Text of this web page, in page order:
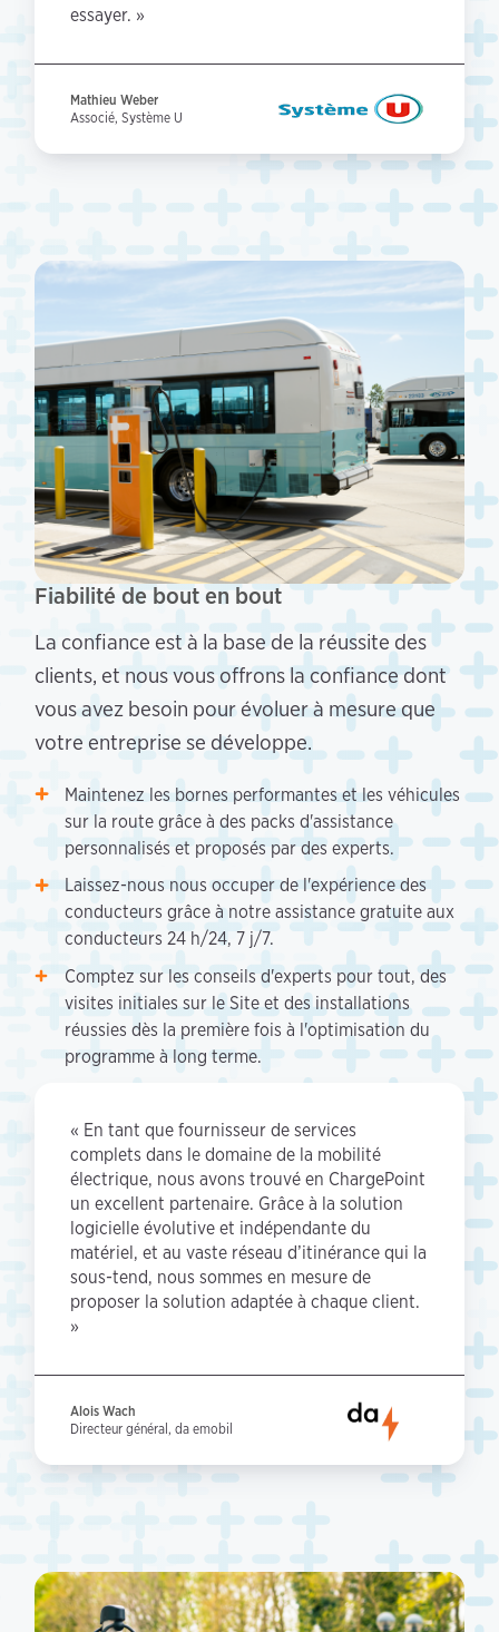
essayer. »
Mathieu Weber
Associé, Système U
Fiabilité de bout en bout
La confiance est à la base de la réussite des
clients, et nous vous offrons la confiance dont
vous avez besoin pour évoluer à mesure que
votre entreprise se développe.
Maintenez les bornes performantes et les véhicules
sur la route grâce à des packs d'assistance
personnalisés et proposés par des experts.
Laissez-nous nous occuper de l'expérience des
conducteurs grâce à notre assistance gratuite aux
conducteurs 24 h/24, 7 j/7.
Comptez sur les conseils d'experts pour tout, des
visites initiales sur le Site et des installations
réussies dès la première fois à l'optimisation du
programme à long terme.
« En tant que fournisseur de services
complets dans le domaine de la mobilité
électrique, nous avons trouvé en ChargePoint
un excellent partenaire. Grâce à la solution
logicielle évolutive et indépendante du
matériel, et au vaste réseau d’itinérance qui la
sous-tend, nous sommes en mesure de
proposer la solution adaptée à chaque client.
»
Alois Wach
Directeur général, da emobil